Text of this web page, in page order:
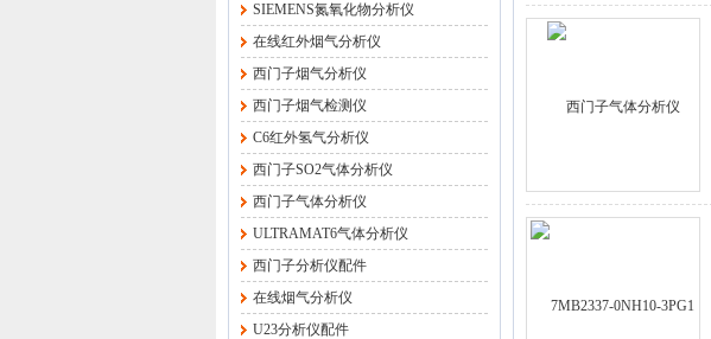
SIEMENS氮氧化物分析仪
在线红外烟气分析仪
西门子烟气分析仪
西门子烟气检测仪
C6红外氢气分析仪
西门子SO2气体分析仪
西门子气体分析仪
ULTRAMAT6气体分析仪
西门子分析仪配件
在线烟气分析仪
U23分析仪配件